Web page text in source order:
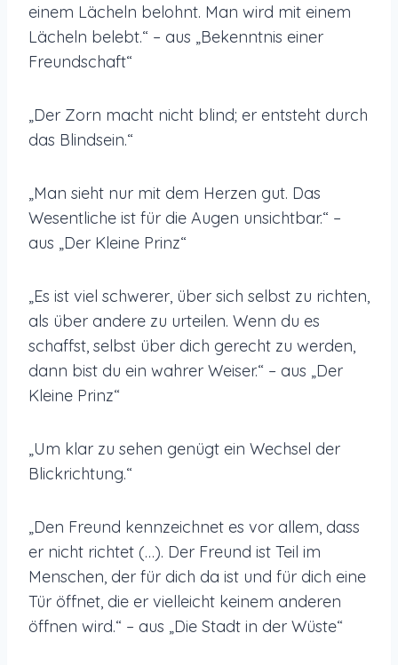
einem Lächeln belohnt. Man wird mit einem
Lächeln belebt.“ – aus „Bekenntnis einer
Freundschaft“
„Der Zorn macht nicht blind; er entsteht durch
das Blindsein.“
„Man sieht nur mit dem Herzen gut. Das
Wesentliche ist für die Augen unsichtbar.“ –
aus „Der Kleine Prinz“
„Es ist viel schwerer, über sich selbst zu richten,
als über andere zu urteilen. Wenn du es
schaffst, selbst über dich gerecht zu werden,
dann bist du ein wahrer Weiser.“ – aus „Der
Kleine Prinz“
„Um klar zu sehen genügt ein Wechsel der
Blickrichtung.“
„Den Freund kennzeichnet es vor allem, dass
er nicht richtet (…). Der Freund ist Teil im
Menschen, der für dich da ist und für dich eine
Tür öffnet, die er vielleicht keinem anderen
öffnen wird.“ – aus „Die Stadt in der Wüste“